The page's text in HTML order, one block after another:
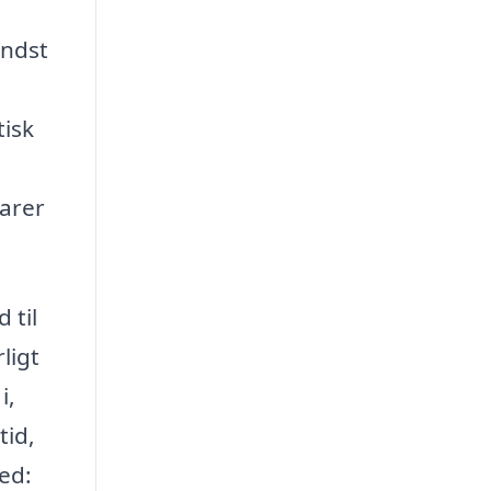
til